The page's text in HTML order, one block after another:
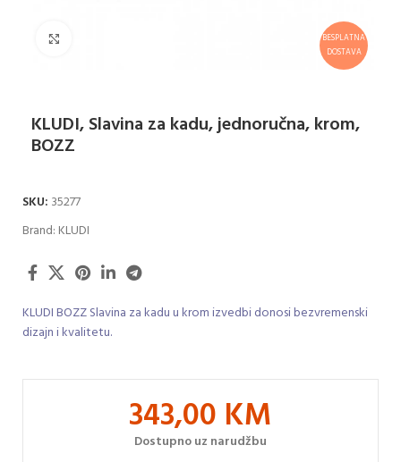
BESPLATNA
DOSTAVA
KLUDI, Slavina za kadu, jednoručna, krom,
BOZZ
SKU: 35277
Brand: KLUDI
KLUDI BOZZ Slavina za kadu u krom izvedbi donosi bezvremenski
dizajn i kvalitetu.
343,00 KM
Dostupno uz narudžbu